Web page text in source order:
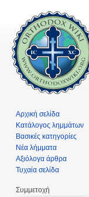
Αρχική σελίδα
Κατάλογος λημμάτων
Βασικές κατηγορίες
Νέα λήμματα
Αξιόλογα άρθρα
Τυχαία σελίδα
Συμμετοχή